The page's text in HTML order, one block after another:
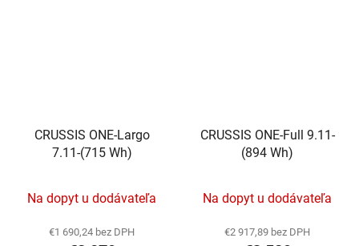
CRUSSIS ONE-Largo
7.11-(715 Wh)
Na dopyt u dodávateľa
€1 690,24 bez DPH
CRUSSIS ONE-Full 9.11-
(894 Wh)
Na dopyt u dodávateľa
€2 917,89 bez DPH